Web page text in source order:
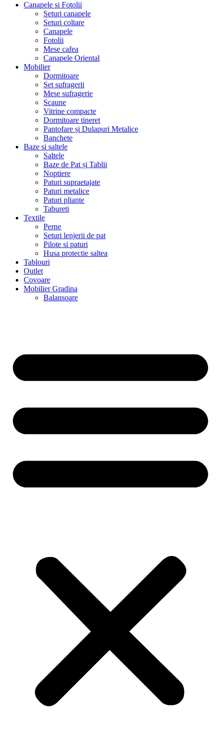
Canapele si Fotolii
Seturi canapele
Seturi coltare
Canapele
Fotolii
Mese cafea
Canapele Oriental
Mobilier
Dormitoare
Set sufragerii
Mese sufragerie
Scaune
Vitrine compacte
Dormitoare tineret
Pantofare și Dulapuri Metalice
Banchete
Baze si saltele
Saltele
Baze de Pat și Tablii
Noptiere
Paturi supraetajate
Paturi metalice
Paturi pliante
Tabureti
Textile
Perne
Seturi lenjerii de pat
Pilote si paturi
Husa protectie saltea
Tablouri
Outlet
Covoare
Mobilier Gradina
Balansoare